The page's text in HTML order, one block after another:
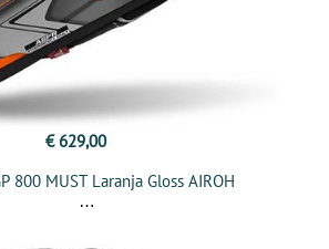
€ 629,00
800 MUST Laranja Gloss AIROH